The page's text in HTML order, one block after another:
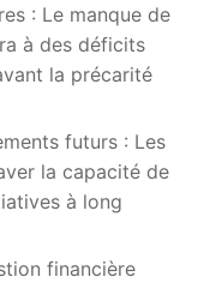
: Le manque de
à des déficits
la précarité
futurs : Les
la capacité de
à long
financière